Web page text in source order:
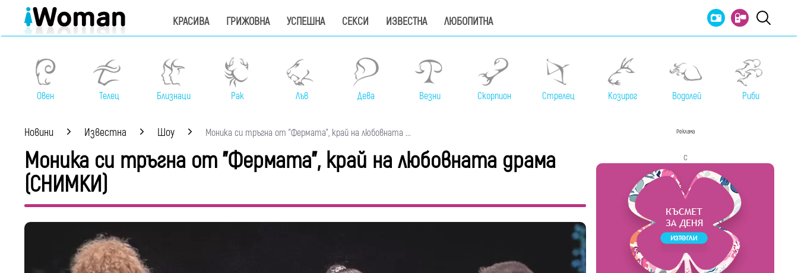
КРАСИВА ГРИЖОВНА УСПЕШНА СЕКСИ ИЗВЕСТНА ЛЮБОПИТНА
Овен Телец Близнаци Рак Лъв Дева Везни Скорпион Стрелец Козирог Водолей Риби
Новини Известна Шоу Моника си тръгна от "Фермата", край на любовната ...
Моника си тръгна от "Фермата", край на любовната драма
(СНИМКИ)
Реклама
с